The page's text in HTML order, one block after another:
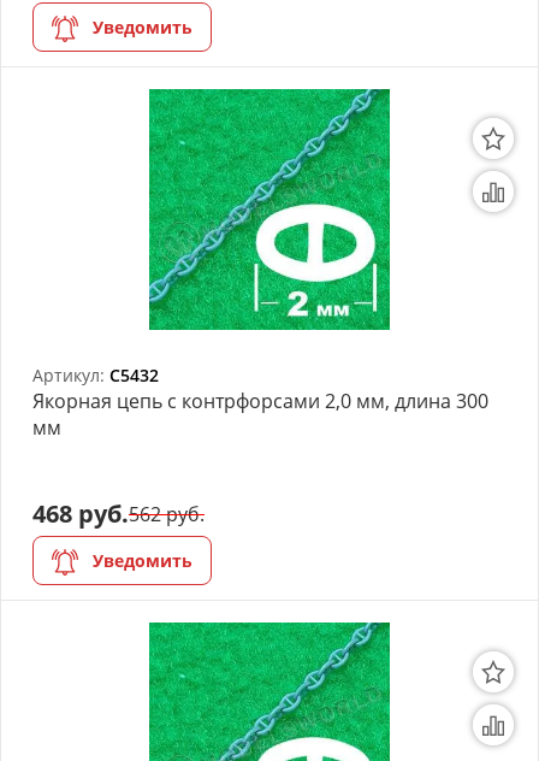
Уведомить
Артикул: C5432
Якорная цепь с контрфорсами 2,0 мм, длина 300
мм
468 руб.562 руб.
Уведомить